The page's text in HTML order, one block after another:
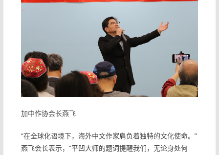
加中作协会长燕飞
“在全球化语境下，海外中文作家肩负着独特的文化使命。”
燕飞会长表示，“平凹大师的题词提醒我们，无论身处何